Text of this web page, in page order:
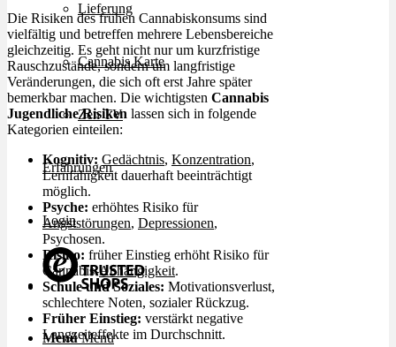
Lieferung
Cannabis Karte
Zen TV
Erfahrungen
Login
Menü Menü
Die Risiken des frühen Cannabiskonsums sind
vielfältig und betreffen mehrere Lebensbereiche
gleichzeitig. Es geht nicht nur um kurzfristige
Rauschzustände, sondern um langfristige
Veränderungen, die sich oft erst Jahre später
bemerkbar machen. Die wichtigsten Cannabis
Jugendliche Risiken lassen sich in folgende
Kategorien einteilen:
Kognitiv: Gedächtnis, Konzentration,
Lernfähigkeit dauerhaft beeinträchtigt
möglich.
Psyche: erhöhtes Risiko für
Angststörungen, Depressionen,
Psychosen.
Risiko: früher Einstieg erhöht Risiko für
Cannabis-Abhängigkeit.
Schule und Soziales: Motivationsverlust,
schlechtere Noten, sozialer Rückzug.
Früher Einstieg: verstärkt negative
Langzeiteffekte im Durchschnitt.